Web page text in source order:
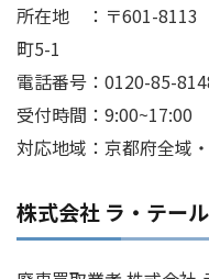
所在地 ：〒601-8113
町5-1
電話番号：0120-85-
受付時間：9:00~17:00
対応地域：京都府全域
株式会社 ラ・テー